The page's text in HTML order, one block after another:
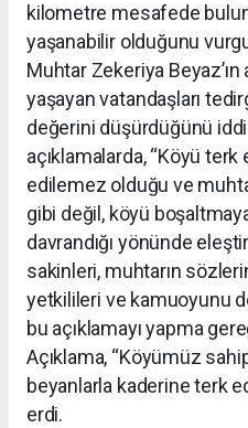
kilometre mesafede
yaşanabilir olduğunu
Muhtar Zekeriya Beyaz’ın
yaşayan vatandaşları
değerini düşürdüğünü
açıklamalarda, “Köyü terk
edilemez olduğu ve
gibi değil, köyü
davrandığı yönünde
sakinleri, muhtarın
yetkilileri ve kamuoyunu
bu açıklamayı yapma
Açıklama, “Köyümüz
beyanlarla kaderine terk
erdi.